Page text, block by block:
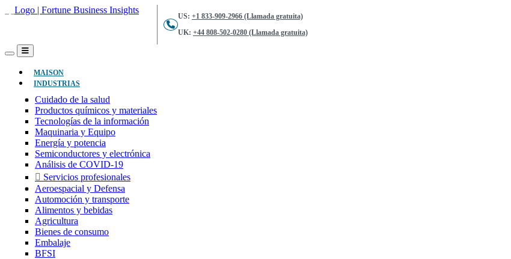
US: +1 833-909-2966 (Llamada gratuita)
UK: +44 808-502-0280 (Llamada gratuita)
MAISON(ACTUAL)
INDUSTRIAS
Cuidado de la salud
Productos químicos y materiales
Tecnologías de la información
Maquinaria y Equipo
Energía y potencia
Semiconductores y electrónica
Análisis de COVID-19
Servicios profesionales
Aeroespacial y Defensa
Automoción y transporte
Alimentos y bebidas
Agricultura
Bienes de consumo
Embalaje
BFSI